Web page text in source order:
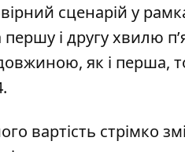
сценарій у
і другу хвилю
як і перша,
вартість стрімко